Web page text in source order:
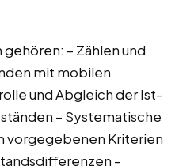
– Zählen und
mit mobilen
und Abgleich der Ist-
– Systematische
vorgegebenen Kriterien
–